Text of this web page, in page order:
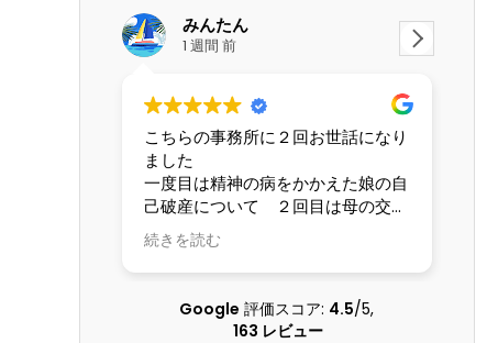
所に２回お世話になり
の病をかかえた娘の自
て ２回目は母の交通
求について こちらの
てくださる配慮のある
本当にお世話になりま
交通事故の件で遠藤さんにお世話に
ていただき、安心してお任せできま
した。LINEで気軽に連絡が取れるの
Google 評価スコア: 4.5/5,
163 レビュー